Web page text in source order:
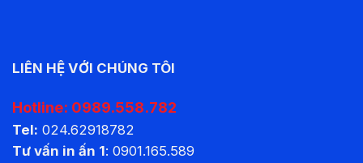
LIÊN HỆ VỚI CHÚNG TÔI
Hotline: 0989.558.782
Tel: 024.62918782
Tư vấn in ấn 1: 0901.165.589